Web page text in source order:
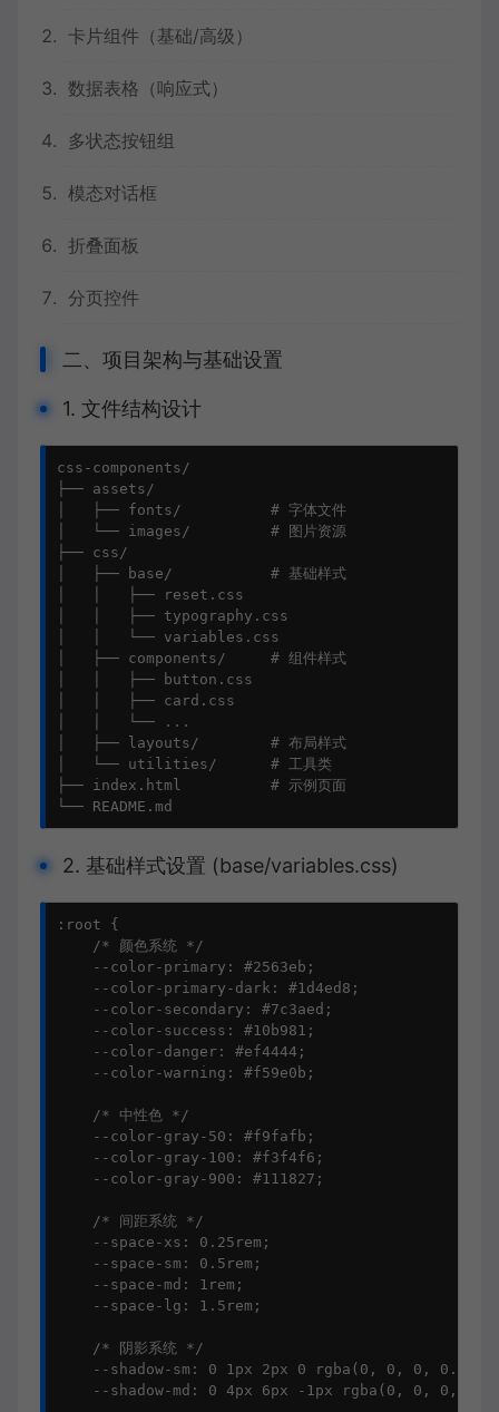
卡片组件（基础/高级）
数据表格（响应式）
多状态按钮组
模态对话框
折叠面板
分页控件
二、项目架构与基础设置
1. 文件结构设计
css-components/
├── assets/
│   ├── fonts/          # 字体文件
│   └── images/         # 图片资源
├── css/
│   ├── base/           # 基础样式
│   │   ├── reset.css
│   │   ├── typography.css
│   │   └── variables.css
│   ├── components/     # 组件样式
│   │   ├── button.css
│   │   ├── card.css
│   │   └── ...
│   ├── layouts/        # 布局样式
│   └── utilities/      # 工具类
├── index.html          # 示例页面
└── README.md
2. 基础样式设置 (base/variables.css)
:root {
    /* 颜色系统 */
    --color-primary: #2563eb;
    --color-primary-dark: #1d4ed8;
    --color-secondary: #7c3aed;
    --color-success: #10b981;
    --color-danger: #ef4444;
    --color-warning: #f59e0b;
    /* 中性色 */
    --color-gray-50: #f9fafb;
    --color-gray-100: #f3f4f6;
    --color-gray-900: #111827;
    /* 间距系统 */
    --space-xs: 0.25rem;
    --space-sm: 0.5rem;
    --space-md: 1rem;
    --space-lg: 1.5rem;
    /* 阴影系统 */
    --shadow-sm: 0 1px 2px 0 rgba(0, 0, 0, 0.05);
--shadow-md: 0 4px 6px -1px rgba(0, 0, 0,